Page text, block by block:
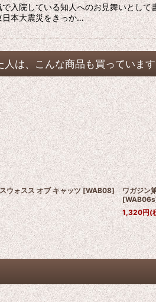
で入院している知人へのお見舞いとし
日本大震災をきっか…
人は、こんな商品も買っています
ウォスス オブ キャッツ [WAB08]
ワガジン
[WAB06s
1,320円(